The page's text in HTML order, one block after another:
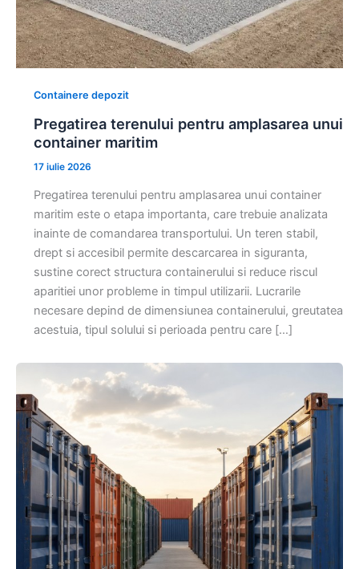
Containere depozit
Pregatirea terenului pentru amplasarea unui
container maritim
17 iulie 2026
Pregatirea terenului pentru amplasarea unui container
maritim este o etapa importanta, care trebuie analizata
inainte de comandarea transportului. Un teren stabil,
drept si accesibil permite descarcarea in siguranta,
sustine corect structura containerului si reduce riscul
aparitiei unor probleme in timpul utilizarii. Lucrarile
necesare depind de dimensiunea containerului, greutatea
acestuia, tipul solului si perioada pentru care […]